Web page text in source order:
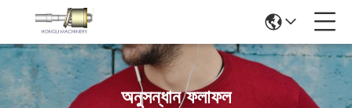
অনুসন্ধান ফলাফল